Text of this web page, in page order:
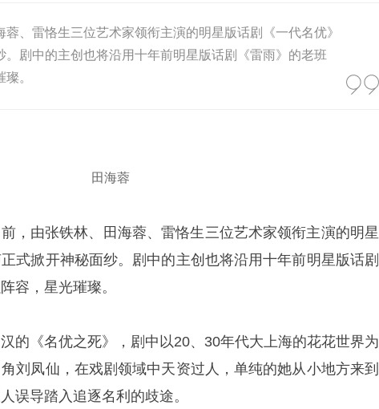
蓉、雷恪生三位艺术家领衔主演的明星版话剧《一代名优》
。剧中的主创也将沿用十年前明星版话剧《雷雨》的老班
。
田海蓉
前，由张铁林、田海蓉、雷恪生三位艺术家领衔主演的明星
式掀开神秘面纱。剧中的主创也将沿用十年前明星版话剧
容，星光璀璨。
的《名优之死》，剧中以20、30年代大上海的花花世界为
刘凤仙，在戏剧领域中天资过人，单纯的她从小地方来到
误导踏入追逐名利的歧途。